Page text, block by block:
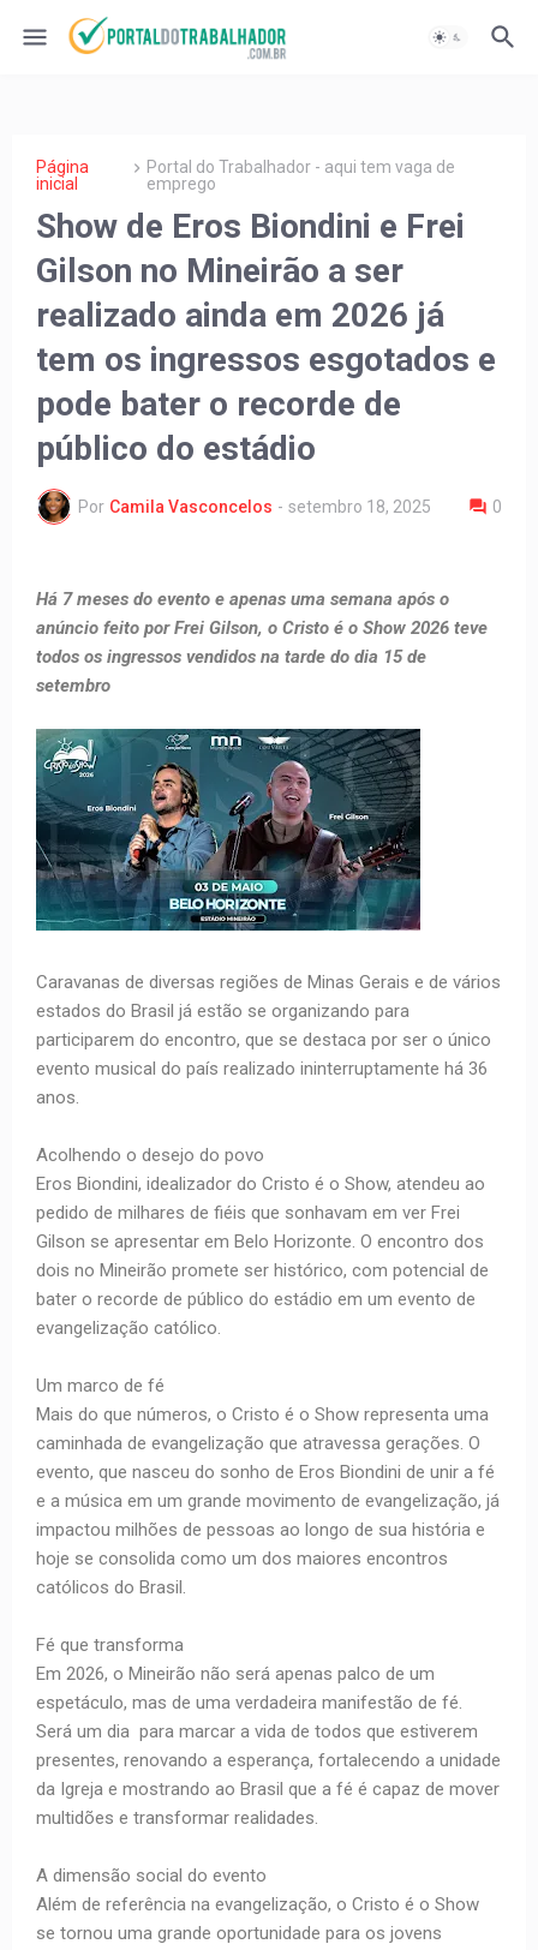
Página
inicial
Portal do Trabalhador - aqui tem vaga de
emprego
Show de Eros Biondini e Frei
Gilson no Mineirão a ser
realizado ainda em 2026 já
tem os ingressos esgotados e
pode bater o recorde de
público do estádio
Por Camila Vasconcelos - setembro 18, 2025 0
Há 7 meses do evento e apenas uma semana após o
anúncio feito por Frei Gilson, o Cristo é o Show 2026 teve
todos os ingressos vendidos na tarde do dia 15 de
setembro
Caravanas de diversas regiões de Minas Gerais e de vários
estados do Brasil já estão se organizando para
participarem do encontro, que se destaca por ser o único
evento musical do país realizado ininterruptamente há 36
anos.
Acolhendo o desejo do povo
Eros Biondini, idealizador do Cristo é o Show, atendeu ao
pedido de milhares de fiéis que sonhavam em ver Frei
Gilson se apresentar em Belo Horizonte. O encontro dos
dois no Mineirão promete ser histórico, com potencial de
bater o recorde de público do estádio em um evento de
evangelização católico.
Um marco de fé
Mais do que números, o Cristo é o Show representa uma
caminhada de evangelização que atravessa gerações. O
evento, que nasceu do sonho de Eros Biondini de unir a fé
e a música em um grande movimento de evangelização, já
impactou milhões de pessoas ao longo de sua história e
hoje se consolida como um dos maiores encontros
católicos do Brasil.
Fé que transforma
Em 2026, o Mineirão não será apenas palco de um
espetáculo, mas de uma verdadeira manifestão de fé.
Será um dia para marcar a vida de todos que estiverem
presentes, renovando a esperança, fortalecendo a unidade
da Igreja e mostrando ao Brasil que a fé é capaz de mover
multidões e transformar realidades.
A dimensão social do evento
Além de referência na evangelização, o Cristo é o Show
se tornou uma grande oportunidade para os jovens